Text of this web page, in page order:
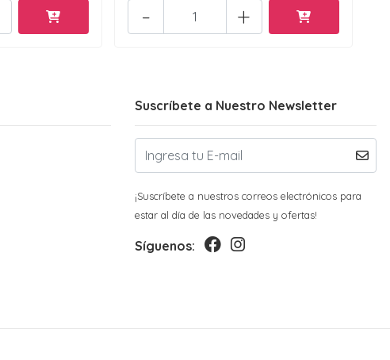
+
-
Suscríbete a Nuestro Newsletter
¡Suscríbete a nuestros correos electrónicos para
estar al día de las novedades y ofertas!
Síguenos: